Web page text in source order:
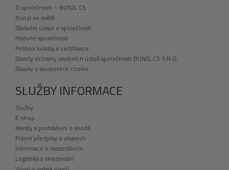
O společnosti – BUNZL CS
Bunzl ve světě
Základní údaje o společnosti
Historie společnosti
Politika kvality a certifikace
Zásady ochrany osobních údajů společnosti BUNZL CS S.R.O.
Zásady o souborech cookie
SLUŽBY INFORMACE
Služby
E-shop
Atesty a prohlášení o shodě
Právní předpisy o obalech
Informace o materiálech
Logistika a skladování